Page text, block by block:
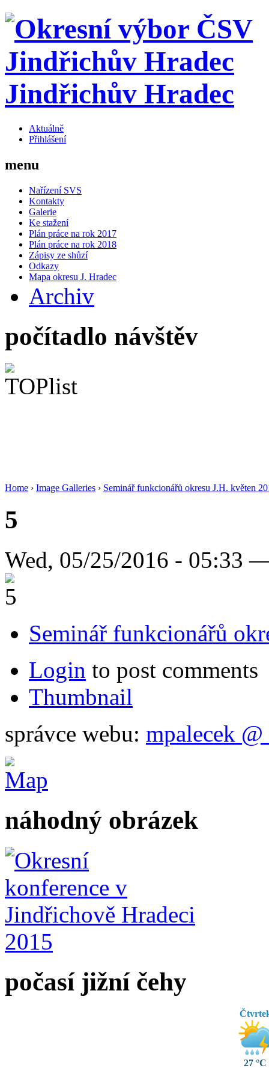
Jindřichův Hradec
Aktuálně
Přihlášení
menu
Nařízení SVS
Kontakty
Galerie
Ke stažení
Plán práce na rok 2017
Plán práce na rok 2018
Zápisy ze shůzí
Odkazy
Mapa okresu J. Hradec
Archiv
počítadlo návštěv
Home › Image Galleries › Seminář funkcionářů okresu J.H. květen
5
Wed, 05/25/2016 - 05:33
Seminář funkcionářů
Login to post comments
Thumbnail
správce webu: mpalecek @
náhodný obrázek
počasí jižní čehy
27 °C